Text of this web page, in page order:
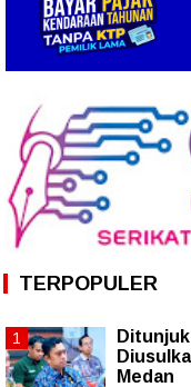
TERPOPULER
Medan